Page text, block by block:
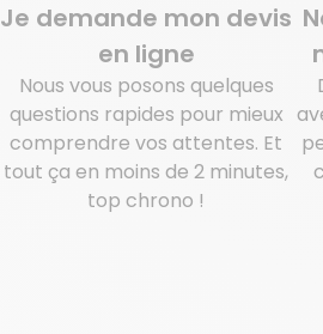
Je demande mon devis
en ligne
Nous vous posons quelques
questions rapides pour mieux
comprendre vos attentes. Et
tout ça en moins de 2 minutes,
top chrono !